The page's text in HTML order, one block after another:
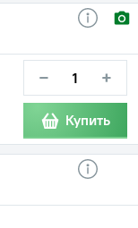
− +
Купить